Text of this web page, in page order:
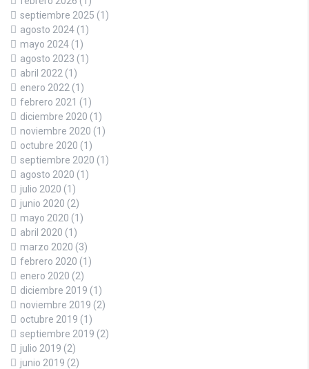
septiembre 2025 (1)
agosto 2024 (1)
mayo 2024 (1)
agosto 2023 (1)
abril 2022 (1)
enero 2022 (1)
febrero 2021 (1)
diciembre 2020 (1)
noviembre 2020 (1)
octubre 2020 (1)
septiembre 2020 (1)
agosto 2020 (1)
julio 2020 (1)
junio 2020 (2)
mayo 2020 (1)
abril 2020 (1)
marzo 2020 (3)
febrero 2020 (1)
enero 2020 (2)
diciembre 2019 (1)
noviembre 2019 (2)
octubre 2019 (1)
septiembre 2019 (2)
julio 2019 (2)
junio 2019 (2)